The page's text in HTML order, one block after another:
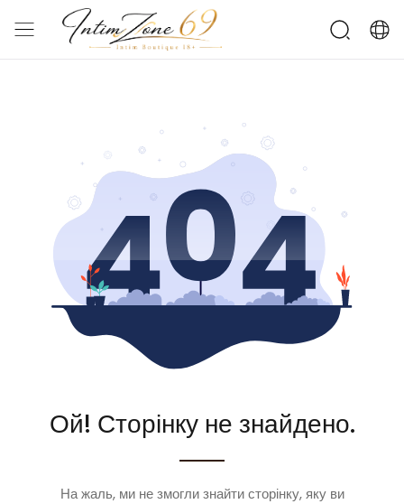
Ой! Сторінку не знайдено.
На жаль, ми не змогли знайти сторінку, яку ви